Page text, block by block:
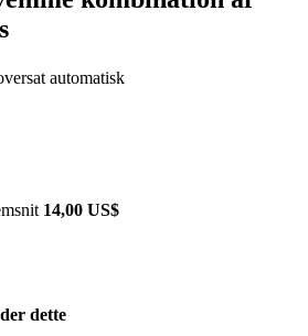
automatisk
14,00 US$
dette